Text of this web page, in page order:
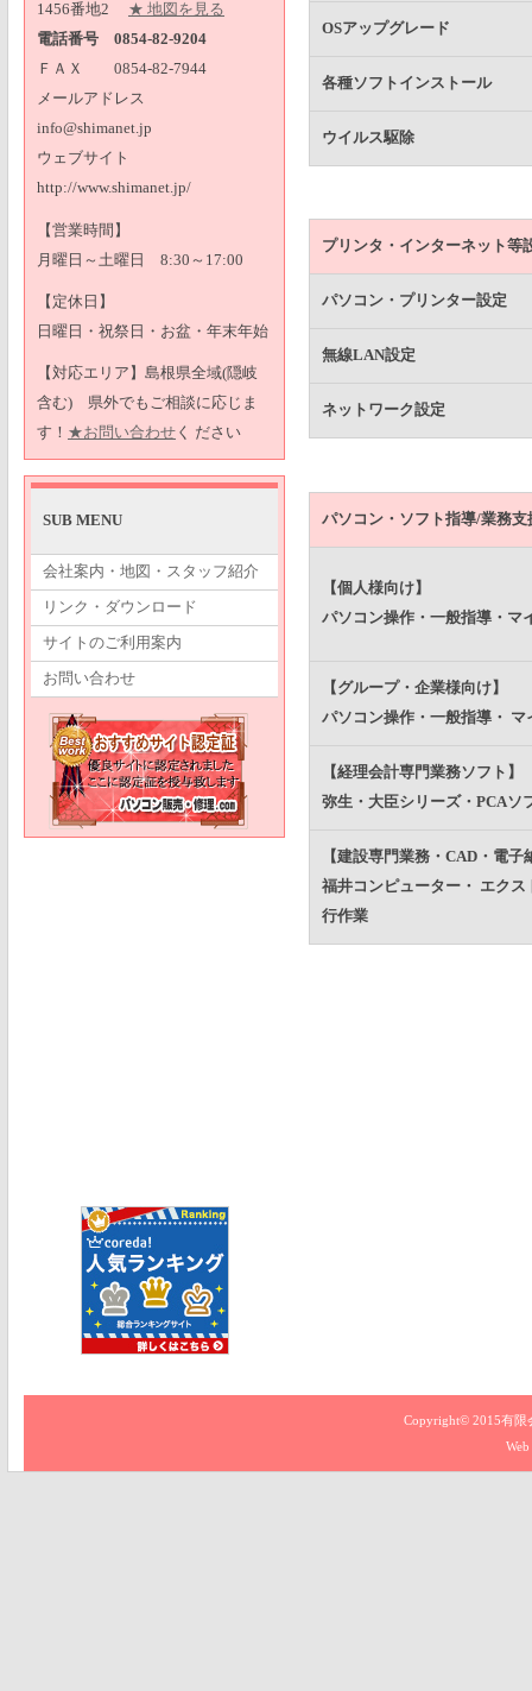
OSアップグレード
各種ソフトインストール
ウイルス駆除
プリンタ・インターネット等
パソコン・プリンター設定
無線LAN設定
ネットワーク設定
パソコン・ソフト指導/業務
【個人様向け】
パソコン操作・一般指導・マ
【グループ・企業様向け】
パソコン操作・一般指導・
【経理会計専門業務ソフト】
弥生・大臣シリーズ・PCAソ
【建設専門業務・CAD・電子
福井コンピューター・ エク
行作業
1456番地2 ★ 地図を見る
電話番号 0854-82-9204
ＦＡＸ 0854-82-7944
メールアドレス
info@shimanet.jp
ウェブサイト
http://www.shimanet.jp/
【営業時間】
月曜日～土曜日 8:30～17:00
【定休日】
日曜日・祝祭日・お盆・年末年始
【対応エリア】島根県全域(隠岐
含む) 県外でもご相談に応じま
す！ ★お問い合わせ く ださい
SUB MENU
会社案内・地図・スタッフ紹介
リンク・ダウンロード
サイトのご利用案内
お問い合わせ
Copyright© 2015有限